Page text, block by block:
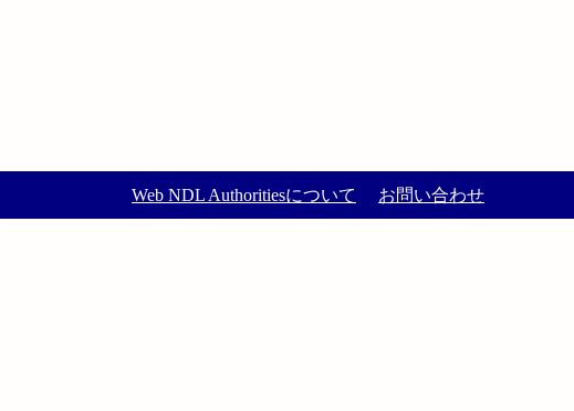
Web NDL Authoritiesについて お問い合わせ